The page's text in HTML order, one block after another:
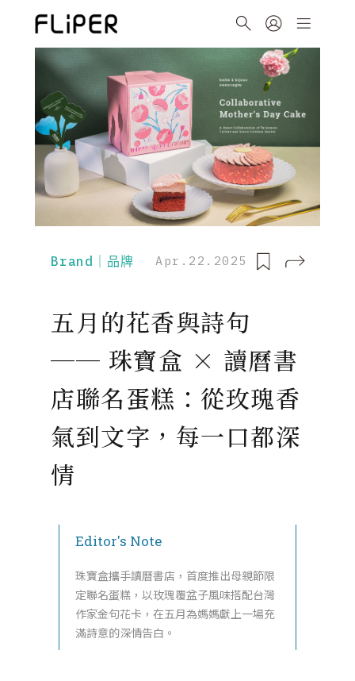
Brand｜品牌 Apr.22.2025
五月的花香與詩句
── 珠寶盒 × 讀曆書
店聯名蛋糕：從玫瑰香
氣到文字，每一口都深
情
Editor's Note
珠寶盒攜手讀曆書店，首度推出母親節限
定聯名蛋糕，以玫瑰覆盆子風味搭配台灣
作家金句花卡，在五月為媽媽獻上一場充
滿詩意的深情告白。